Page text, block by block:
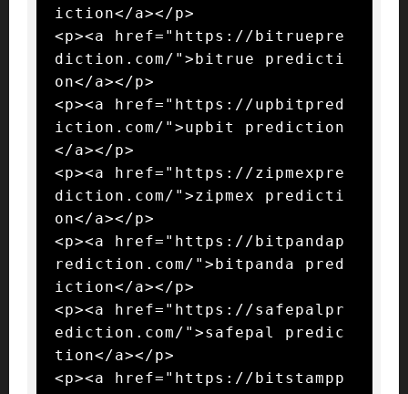
iction</a></p>
<p><a href="https://bitruepre
diction.com/">bitrue predicti
on</a></p>
<p><a href="https://upbitpred
iction.com/">upbit prediction
</a></p>
<p><a href="https://zipmexpre
diction.com/">zipmex predicti
on</a></p>
<p><a href="https://bitpandap
rediction.com/">bitpanda pred
iction</a></p>
<p><a href="https://safepalpr
ediction.com/">safepal predic
tion</a></p>
<p><a href="https://bitstampp